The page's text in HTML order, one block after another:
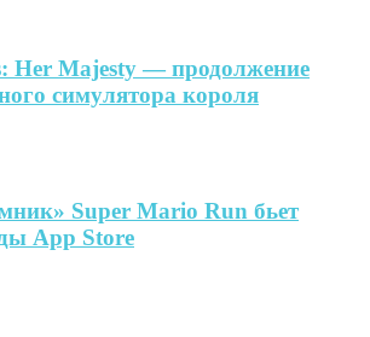
Her Majesty — продолжение
симулятора короля
Super Mario Run бьет
App Store